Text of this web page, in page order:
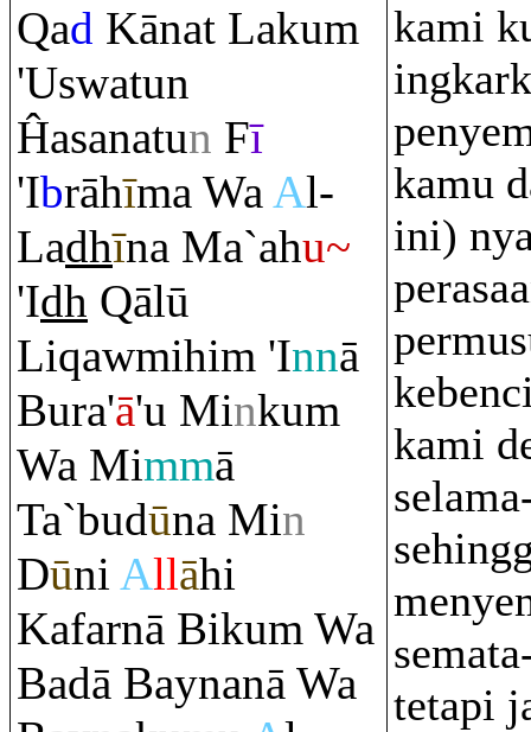
Qad Kānat Lakum
'Uswatun
Ĥasanatun Fī
'Ibrāhīma WaAl-
Ladhīna Ma`ahu~
'Idh Qālū
Liqawmihim 'Innā
Bura'ā'u Minkum
Wa Mimmā
Ta`budūna Min
Dūni Allāhi
Kafarnā Bikum Wa
Badā Baynanā Wa
kami
kamu
ini)
kami
tetapi